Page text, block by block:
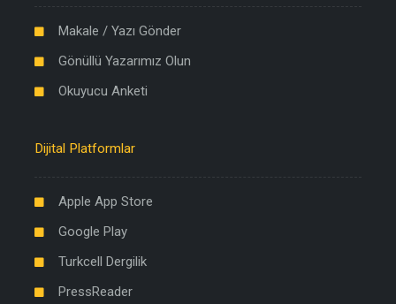
Makale / Yazı Gönder
Gönüllü Yazarımız Olun
Okuyucu Anketi
Dijital Platformlar
Apple App Store
Google Play
Turkcell Dergilik
PressReader